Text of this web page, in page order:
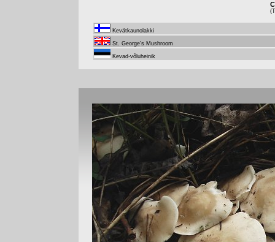
Kevätkaunolakki
St. George's Mushroom
Kevad-võluheinik